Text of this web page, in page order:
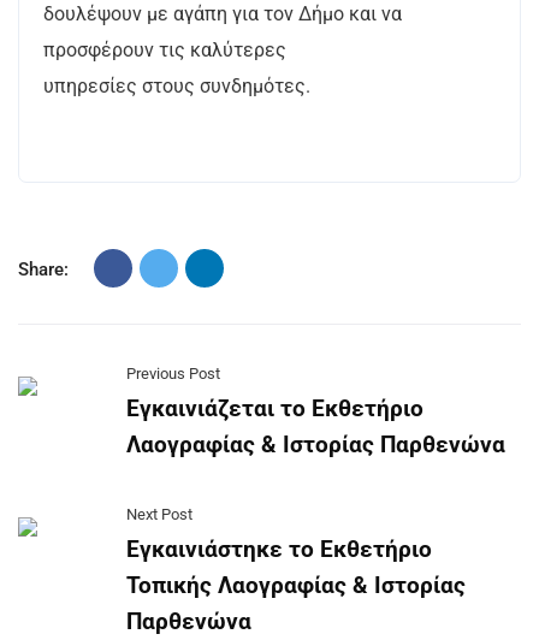
δουλέψουν με αγάπη για τον Δήμο και να
προσφέρουν τις καλύτερες
υπηρεσίες στους συνδημότες.
Share:
Previous Post
Εγκαινιάζεται το Εκθετήριο
Λαογραφίας & Ιστορίας Παρθενώνα
Next Post
Εγκαινιάστηκε το Εκθετήριο
Τοπικής Λαογραφίας & Ιστορίας
Παρθενώνα